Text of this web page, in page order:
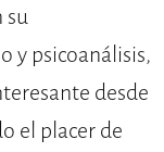
su
y psicoanálisis,
desde
el placer de